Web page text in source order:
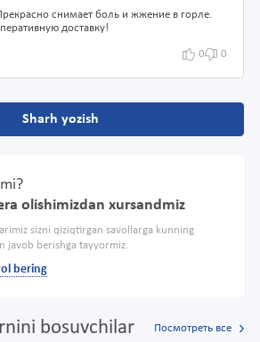
снимает боль и жжение в горле.
доставку!
0 0
Sharh yozish
olishimizdan xursandmiz
sizni qiziqtirgan savollarga kunning
javob berishga tayyormiz.
bering
bosuvchilar Посмотреть все